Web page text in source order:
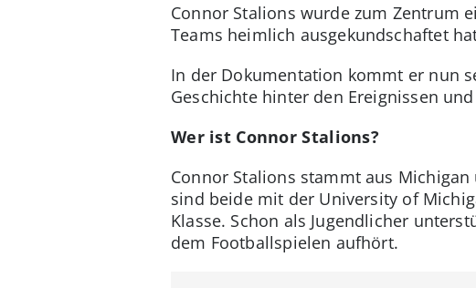
Connor Stalions wurde zum Zentrum
Teams heimlich ausgekundschaftet
In der Dokumentation kommt er nun
Geschichte hinter den Ereignissen
Wer ist Connor Stalions?
Connor Stalions stammt aus
sind beide mit der University of
Klasse. Schon als Jugendlicher
dem Footballspielen aufhört.